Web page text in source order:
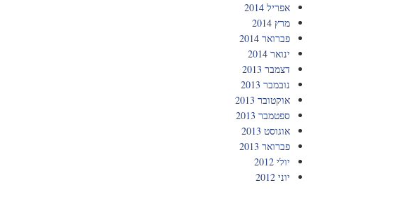
אפריל 2014
מרץ 2014
פברואר 2014
ינואר 2014
דצמבר 2013
נובמבר 2013
אוקטובר 2013
ספטמבר 2013
אוגוסט 2013
פברואר 2013
יולי 2012
יוני 2012